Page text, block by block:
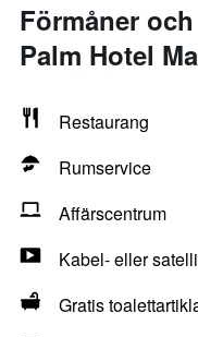
Förmåner
Palm Hotel
Restaurang
Rumservice
Affärscentrum
Kabel- eller
Gratis